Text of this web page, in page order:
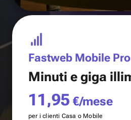
Fastweb Mobile Pro
Minuti e giga
11,95 €/mese
per i clienti Casa o Mobile